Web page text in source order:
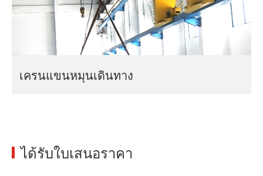
เครนแขนหมุนเดินทาง
ได้รับใบเสนอราคา